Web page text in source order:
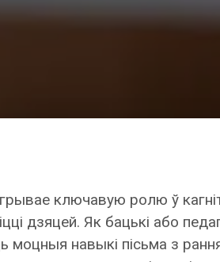
ключавую ролю ў
дзяцей. Як бацькі або
моцныя навыкі пісьма з